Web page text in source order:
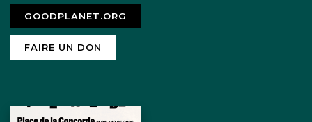
GOODPLANET.ORG
FAIRE UN DON